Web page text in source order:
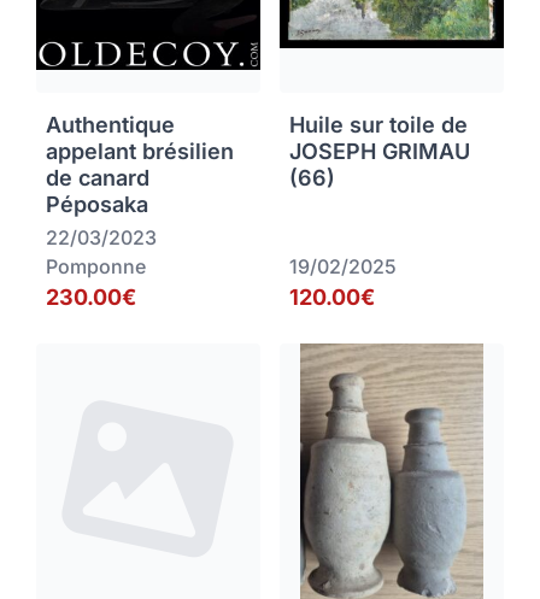
Authentique
appelant brésilien
de canard
Péposaka
22/03/2023
Pomponne
230.00€
Huile sur toile de
JOSEPH GRIMAU
(66)
19/02/2025
120.00€